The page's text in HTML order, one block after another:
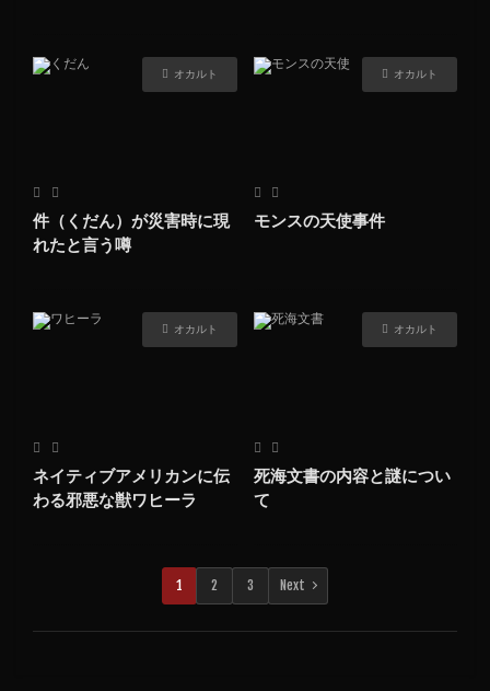
オカルト
件（くだん）が災害時に現
れたと言う噂
オカルト
モンスの天使事件
オカルト
ネイティブアメリカンに伝
わる邪悪な獣ワヒーラ
オカルト
死海文書の内容と謎につい
て
1 2 3 Next